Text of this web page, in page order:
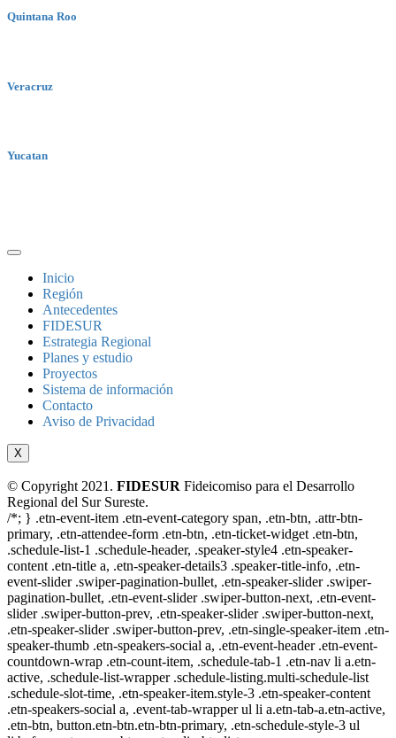
Quintana Roo
Veracruz
Yucatan
Inicio
Región
Antecedentes
FIDESUR
Estrategia Regional
Planes y estudio
Proyectos
Sistema de información
Contacto
Aviso de Privacidad
X
© Copyright 2021. FIDESUR Fideicomiso para el Desarrollo
Regional del Sur Sureste.
/*; } .etn-event-item .etn-event-category span, .etn-btn, .attr-btn-
primary, .etn-attendee-form .etn-btn, .etn-ticket-widget .etn-btn,
.schedule-list-1 .schedule-header, .speaker-style4 .etn-speaker-
content .etn-title a, .etn-speaker-details3 .speaker-title-info, .etn-
event-slider .swiper-pagination-bullet, .etn-speaker-slider .swiper-
pagination-bullet, .etn-event-slider .swiper-button-next, .etn-event-
slider .swiper-button-prev, .etn-speaker-slider .swiper-button-next,
.etn-speaker-slider .swiper-button-prev, .etn-single-speaker-item .etn-
speaker-thumb .etn-speakers-social a, .etn-event-header .etn-event-
countdown-wrap .etn-count-item, .schedule-tab-1 .etn-nav li a.etn-
active, .schedule-list-wrapper .schedule-listing.multi-schedule-list
.schedule-slot-time, .etn-speaker-item.style-3 .etn-speaker-content
.etn-speakers-social a, .event-tab-wrapper ul li a.etn-tab-a.etn-active,
.etn-btn, button.etn-btn.etn-btn-primary, .etn-schedule-style-3 ul